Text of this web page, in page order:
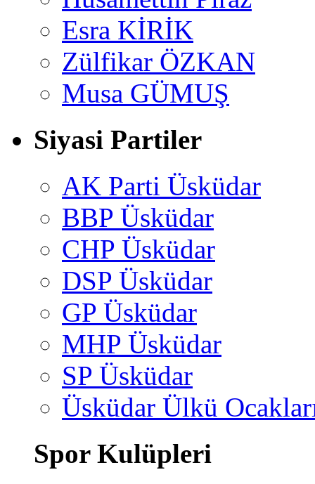
Esra KİRİK
Zülfikar ÖZKAN
Musa GÜMUŞ
Siyasi Partiler
AK Parti Üsküdar
BBP Üsküdar
CHP Üsküdar
DSP Üsküdar
GP Üsküdar
MHP Üsküdar
SP Üsküdar
Üsküdar Ülkü
Spor Kulüpleri